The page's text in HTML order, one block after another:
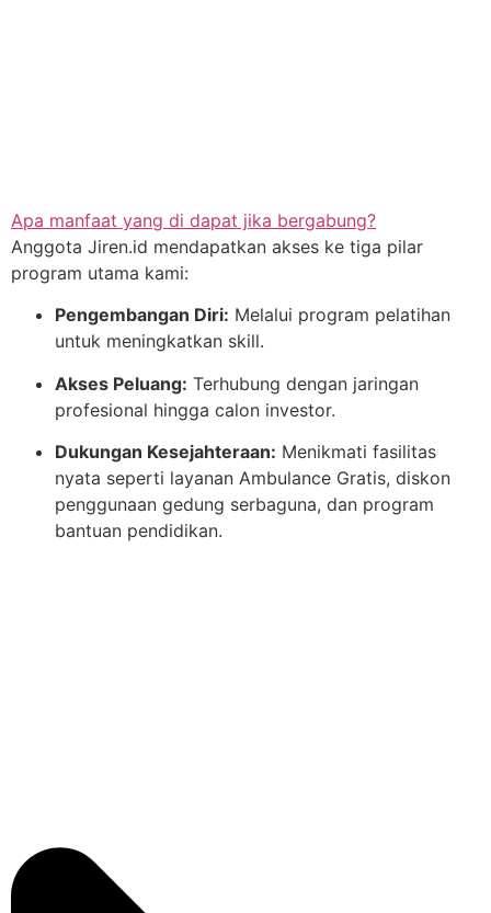
Apa manfaat yang di dapat jika bergabung?
Anggota Jiren.id mendapatkan akses ke tiga pilar
program utama kami:
Pengembangan Diri: Melalui program pelatihan
untuk meningkatkan skill.
Akses Peluang: Terhubung dengan jaringan
profesional hingga calon investor.
Dukungan Kesejahteraan: Menikmati fasilitas
nyata seperti layanan Ambulance Gratis, diskon
penggunaan gedung serbaguna, dan program
bantuan pendidikan.